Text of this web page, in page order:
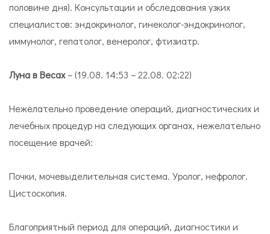
половине дня). Консультации и обследования узких
специалистов: эндокринолог, гинеколог-эндокринолог,
иммунолог, гепатолог, венеролог, фтизиатр.
Луна в Весах– (19.08. 14:53 – 22.08. 02:22)
Нежелательно проведение операций, диагностических и
лечебных процедур на следующих органах, нежелательно
посещение врачей:
Почки, мочевыделительная система. Уролог, нефролог.
Цистоскопия.
Благоприятный период для операций, диагностики и